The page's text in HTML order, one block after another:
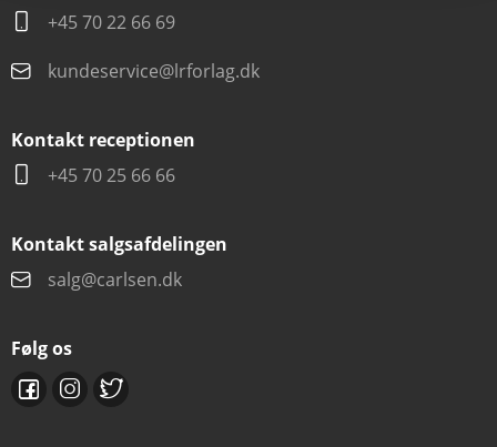
+45 70 22 66 69
kundeservice@lrforlag.dk
Kontakt receptionen
+45 70 25 66 66
Kontakt salgsafdelingen
salg@carlsen.dk
Følg os